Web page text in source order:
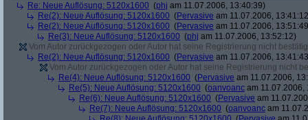
Re: Neue Auflösung: 5120x1600 (phj am 11.07.2006, 13:40:39)
Re(2): Neue Auflösung: 5120x1600 (Pervasive am 11.07.2006,
Re(2): Neue Auflösung: 5120x1600 (Pervasive am 11.07.2006,
Re(3): Neue Auflösung: 5120x1600 (phj am 11.07.2006, 13:52:12)
Vom Autor zurückgezogen oder Autor hat seine Registrierung nicht
Re(2): Neue Auflösung: 5120x1600 (Pervasive am 11.07.2006,
Vom Autor zurückgezogen oder Autor hat seine Registrierung nicht
Re(4): Neue Auflösung: 5120x1600 (Pervasive am 11.07.2006,
Re(5): Neue Auflösung: 5120x1600 (oanvoanc am 11.07.2006,
Re(6): Neue Auflösung: 5120x1600 (Pervasive am
Re(7): Neue Auflösung: 5120x1600 (oanvoanc am